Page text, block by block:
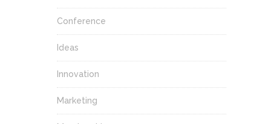
Conference
Ideas
Innovation
Marketing